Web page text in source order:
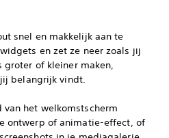
snel en makkelijk aan te
en zet ze neer zoals jij
of kleiner maken,
belangrijk vindt.
van het welkomstscherm
ontwerp of animatie-effect, of